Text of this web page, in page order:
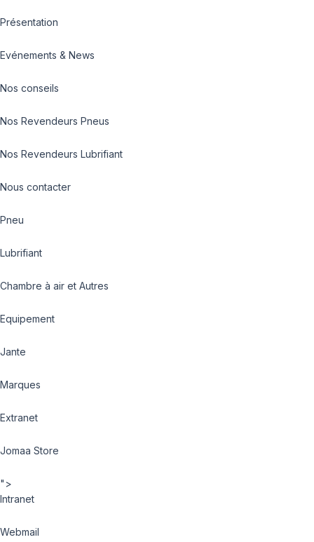
Présentation
Evénements & News
Nos conseils
Nos Revendeurs Pneus
Nos Revendeurs Lubrifiant
Nous contacter
Pneu
Lubrifiant
Chambre à air et Autres
Equipement
Jante
Marques
Extranet
Jomaa Store
">
Intranet
Webmail